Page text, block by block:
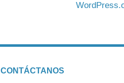
CONTÁCTANOS